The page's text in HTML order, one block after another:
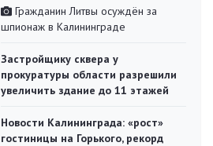
Гражданин Литвы осуждён за
шпионаж в Калининграде
Застройщику сквера у
прокуратуры области разрешили
увеличить здание до 11 этажей
Новости Калининграда: «рост»
гостиницы на Горького, рекорд